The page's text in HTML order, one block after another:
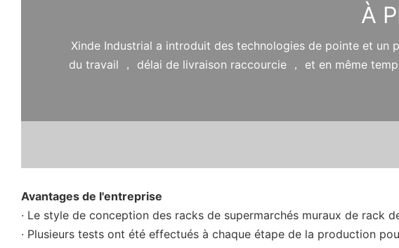
À
Xinde Industrial a introduit des technologies de pointe et
du travail ， délai de livraison raccourcie ， et en même
Avantages de l'entreprise
· Le style de conception des racks de supermarchés muraux de rack
· Plusieurs tests ont été effectués à chaque étape de la production